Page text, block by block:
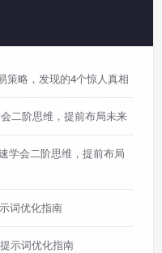
策略，发现的4个惊人真相
二阶思维，提前布局未来
学会二阶思维，提前布局
词优化指南
示词优化指南